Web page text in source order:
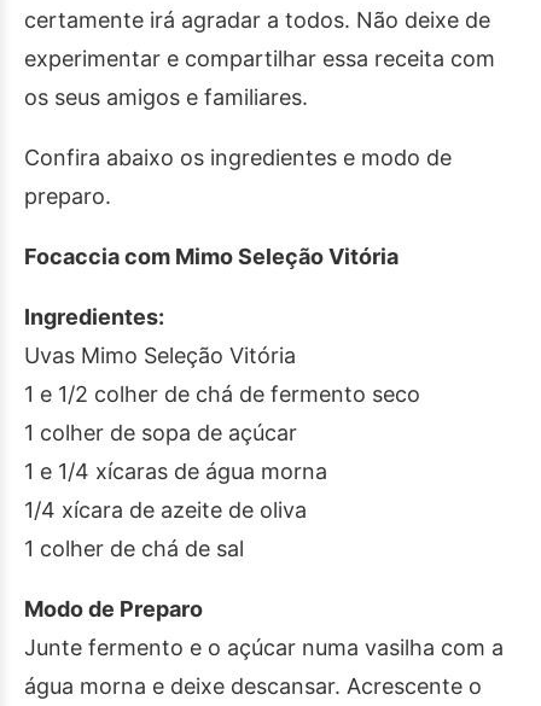
certamente irá agradar a todos. Não deixe de
experimentar e compartilhar essa receita com
os seus amigos e familiares.
Confira abaixo os ingredientes e modo de
preparo.
Focaccia com Mimo Seleção Vitória
Ingredientes:
Uvas Mimo Seleção Vitória
1 e 1/2 colher de chá de fermento seco
1 colher de sopa de açúcar
1 e 1/4 xícaras de água morna
1/4 xícara de azeite de oliva
1 colher de chá de sal
Modo de Preparo
Junte fermento e o açúcar numa vasilha com a
água morna e deixe descansar. Acrescente o